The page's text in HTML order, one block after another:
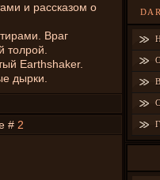
и рассказом о
Враг
толрой.
Earthshaker.
дырки.
# 2